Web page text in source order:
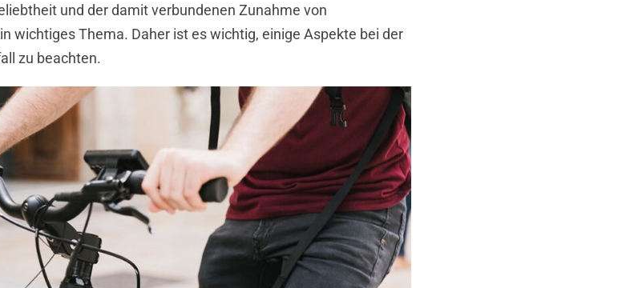
und der damit verbundenen Zunahme von
wichtiges Thema. Daher ist es wichtig, einige Aspekte bei der
zu beachten.